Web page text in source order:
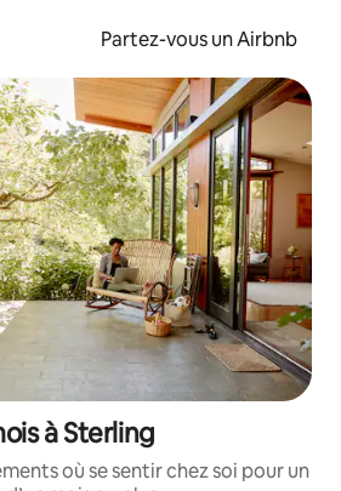
Partez-vous un Airbnb
à Sterling
où se sentir chez soi pour un